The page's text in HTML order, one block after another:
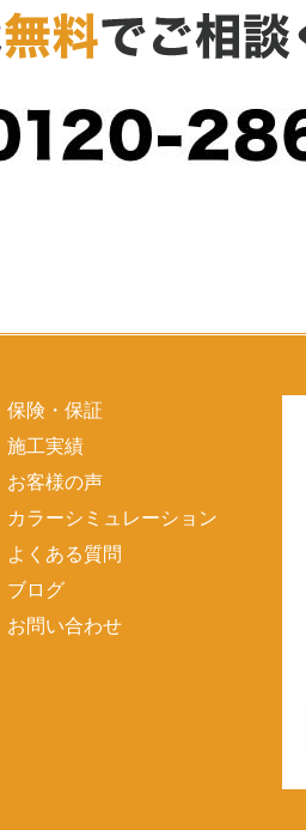
保険・保証
施工実績
お客様の声
カラーシミュレーション
よくある質問
ブログ
お問い合わせ